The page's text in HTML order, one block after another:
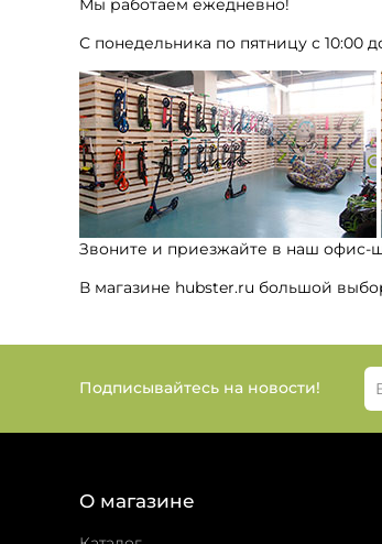
Мы работаем ежедневно!
С понедельника по пятницу с 10:00
Звоните и приезжайте в наш офис-
В магазине hubster.ru большой
Подписывайтесь на новости!
О магазине